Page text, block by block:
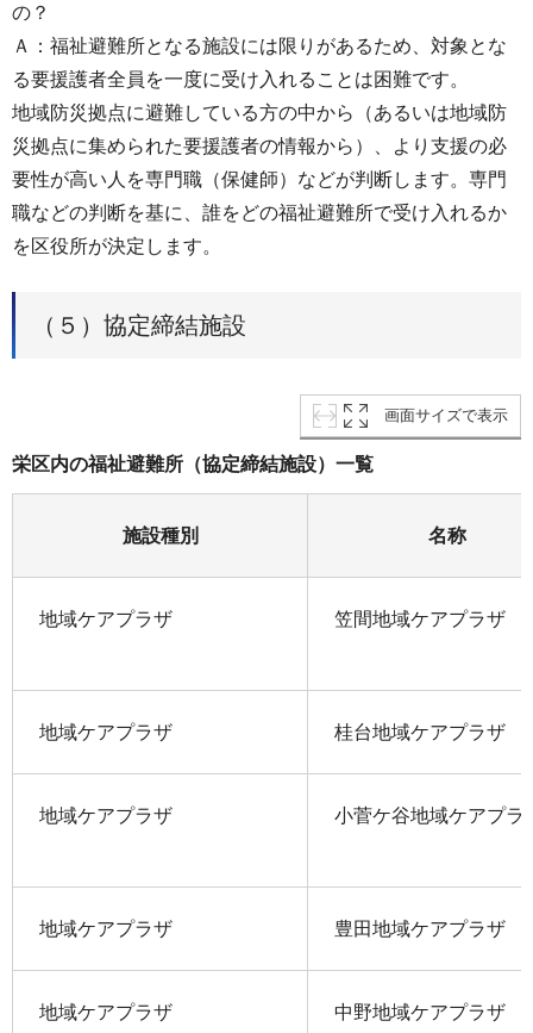
の？
Ａ：福祉避難所となる施設には限りがあるため、対象とな
る要援護者全員を一度に受け入れることは困難です。
地域防災拠点に避難している方の中から（あるいは地域防
災拠点に集められた要援護者の情報から）、より支援の必
要性が高い人を専門職（保健師）などが判断します。専門
職などの判断を基に、誰をどの福祉避難所で受け入れるか
を区役所が決定します。
（５）協定締結施設
画面サイズで表示
栄区内の福祉避難所（協定締結施設）一覧
施設種別 名称
地域ケアプラザ 笠間地域ケアプラザ
地域ケアプラザ 桂台地域ケアプラザ
地域ケアプラザ 小菅ケ谷地域ケアプラ
地域ケアプラザ 豊田地域ケアプラザ
地域ケアプラザ 中野地域ケアプラザ